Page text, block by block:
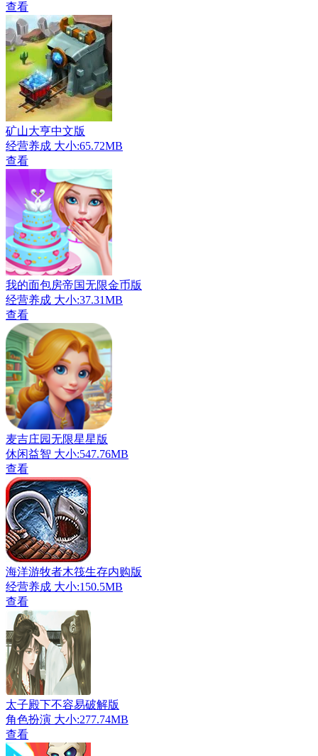
查看
矿山大亨中文版
经营养成 大小:65.72MB
查看
我的面包房帝国无限金币版
经营养成 大小:37.31MB
查看
麦吉庄园无限星星版
休闲益智 大小:547.76MB
查看
海洋游牧者木筏生存内购版
经营养成 大小:150.5MB
查看
太子殿下不容易破解版
角色扮演 大小:277.74MB
查看